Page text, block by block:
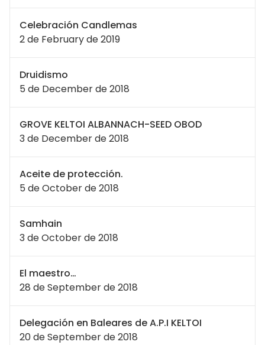
Celebración Candlemas
2 de February de 2019
Druidismo
5 de December de 2018
GROVE KELTOI ALBANNACH-SEED OBOD
3 de December de 2018
Aceite de protección.
5 de October de 2018
Samhain
3 de October de 2018
El maestro…
28 de September de 2018
Delegación en Baleares de A.P.I KELTOI
20 de September de 2018